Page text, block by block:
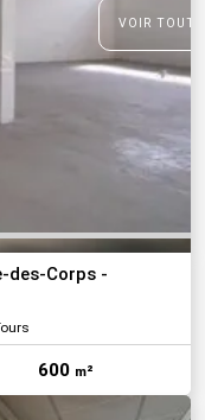
VOIR
des-Corps -
600 m²